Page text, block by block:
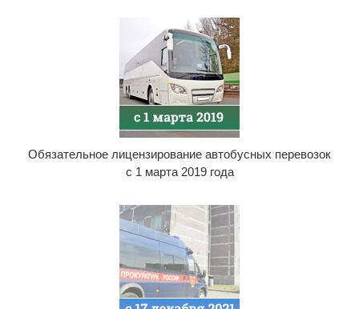
Обязательное лицензирование автобусных перевозок
с 1 марта 2019 года